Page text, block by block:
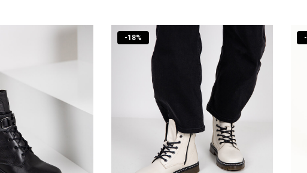
-18% -